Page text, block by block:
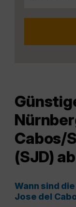
Cabos/
(SJD)
Wann sind
Jose del